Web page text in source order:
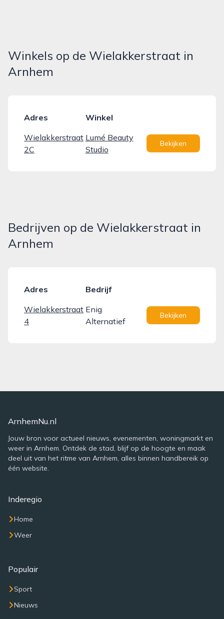
Winkels op de Wielakkerstraat in
Arnhem
Adres
Winkel
Wielakkerstraat
2C
Lumé Beauty
Studio
Bekijken
Bedrijven op de Wielakkerstraat in
Arnhem
Adres
Bedrijf
Wielakkerstraat
4
Enig
Alternatief
Bekijken
ArnhemNu.nl
Jouw bron voor actueel nieuws, evenementen, woningmarkt en
weer in Arnhem. Ontdek de stad, blijf op de hoogte en maak
deel uit van het ritme van Arnhem, alles binnen handbereik op
één website.
Inderegio
Home
Weer
Populair
Sport
Nieuws